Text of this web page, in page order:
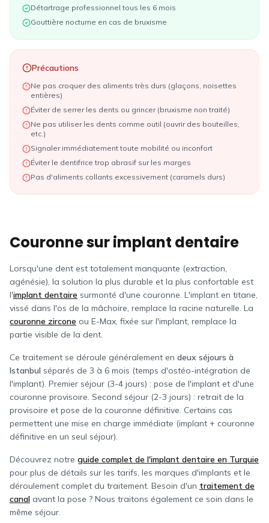
Détartrage professionnel tous les 6 mois
Gouttière nocturne en cas de bruxisme
Précautions
Ne pas croquer des aliments très durs (glaçons, noisettes
entières)
Éviter de serrer les dents ou grincer (bruxisme non traité)
Ne pas utiliser les dents comme outil (ouvrir des bouteilles,
etc.)
Signaler immédiatement toute mobilité ou inconfort
Éviter le dentifrice trop abrasif sur les marges
Pas d'aliments collants excessivement (caramels durs)
Couronne sur implant dentaire
Lorsqu'une dent est totalement manquante (extraction,
agénésie), la solution la plus durable et la plus confortable est
l'implant dentaire surmonté d'une couronne. L'implant en titane,
vissé dans l'os de la mâchoire, remplace la racine naturelle. La
couronne zircone ou E-Max, fixée sur l'implant, remplace la
partie visible de la dent.
Ce traitement se déroule généralement en deux séjours à
Istanbul séparés de 3 à 6 mois (temps d'ostéo-intégration de
l'implant). Premier séjour (3-4 jours) : pose de l'implant et d'une
couronne provisoire. Second séjour (2-3 jours) : retrait de la
provisoire et pose de la couronne définitive. Certains cas
permettent une mise en charge immédiate (implant + couronne
définitive en un seul séjour).
Découvrez notre guide complet de l'implant dentaire en Turquie
pour plus de détails sur les tarifs, les marques d'implants et le
déroulement complet du traitement. Besoin d'un traitement de
canal avant la pose ? Nous traitons également ce soin dans le
même séjour.